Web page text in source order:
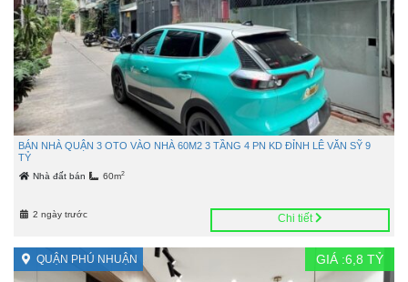
BÁN NHÀ QUẬN 3 OTO VÀO NHÀ 60M2 3 TẦNG 4 PN KD ĐỈNH LÊ VĂN SỸ 9
TỶ
Nhà đất bán 60m2
2 ngày trước Chi tiết
QUẬN PHÚ NHUẬN GIÁ :6,8 TỶ